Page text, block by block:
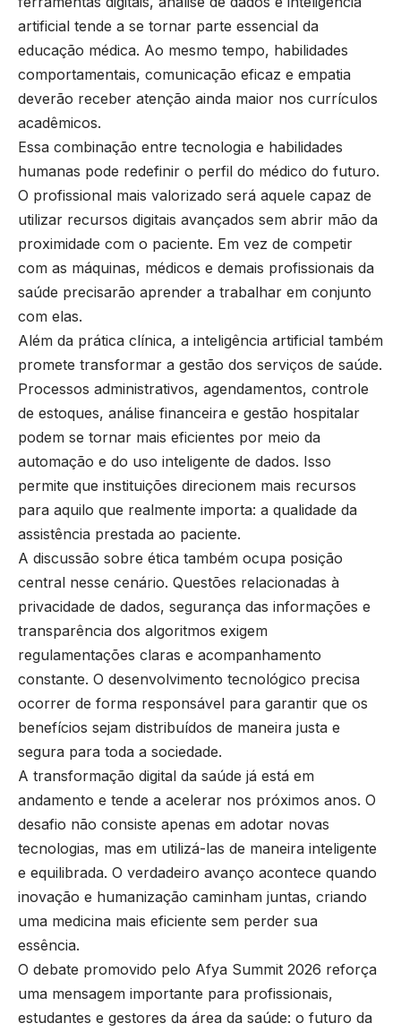
artificial tende a se tornar parte essencial da
educação médica. Ao mesmo tempo, habilidades
comportamentais, comunicação eficaz e empatia
deverão receber atenção ainda maior nos currículos
acadêmicos.
Essa combinação entre tecnologia e habilidades
humanas pode redefinir o perfil do médico do futuro.
O profissional mais valorizado será aquele capaz de
utilizar recursos digitais avançados sem abrir mão da
proximidade com o paciente. Em vez de competir
com as máquinas, médicos e demais profissionais da
saúde precisarão aprender a trabalhar em conjunto
com elas.
Além da prática clínica, a inteligência artificial também
promete transformar a gestão dos serviços de saúde.
Processos administrativos, agendamentos, controle
de estoques, análise financeira e gestão hospitalar
podem se tornar mais eficientes por meio da
automação e do uso inteligente de dados. Isso
permite que instituições direcionem mais recursos
para aquilo que realmente importa: a qualidade da
assistência prestada ao paciente.
A discussão sobre ética também ocupa posição
central nesse cenário. Questões relacionadas à
privacidade de dados, segurança das informações e
transparência dos algoritmos exigem
regulamentações claras e acompanhamento
constante. O desenvolvimento tecnológico precisa
ocorrer de forma responsável para garantir que os
benefícios sejam distribuídos de maneira justa e
segura para toda a sociedade.
A transformação digital da saúde já está em
andamento e tende a acelerar nos próximos anos. O
desafio não consiste apenas em adotar novas
tecnologias, mas em utilizá-las de maneira inteligente
e equilibrada. O verdadeiro avanço acontece quando
inovação e humanização caminham juntas, criando
uma medicina mais eficiente sem perder sua
essência.
O debate promovido pelo Afya Summit 2026 reforça
uma mensagem importante para profissionais,
estudantes e gestores da área da saúde: o futuro da